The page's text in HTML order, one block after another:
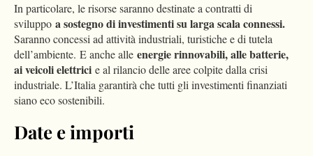
In particolare, le risorse saranno destinate a contratti di
sviluppo a sostegno di investimenti su larga scala connessi.
Saranno concessi ad attività industriali, turistiche e di tutela
dell’ambiente. E anche alle energie rinnovabili, alle batterie,
ai veicoli elettrici e al rilancio delle aree colpite dalla crisi
industriale. L’Italia garantirà che tutti gli investimenti finanziati
siano eco sostenibili.
Date e importi